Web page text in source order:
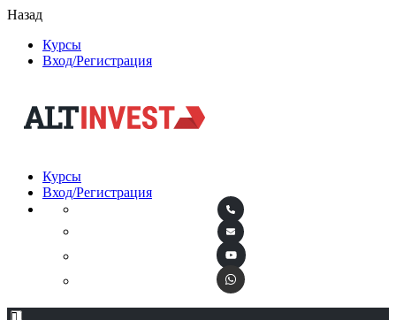
Назад
Курсы
Вход/Регистрация
Курсы
Вход/Регистрация